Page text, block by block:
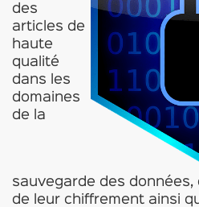
des
articles de
haute
qualité
dans les
domaines
de la
sauvegarde des
de leur chiffrement ainsi